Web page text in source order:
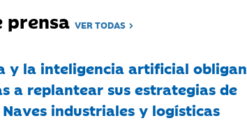
prensaVER TODAS
y la inteligencia artificial obligan
a replantear sus estrategias de
industriales y logísticas